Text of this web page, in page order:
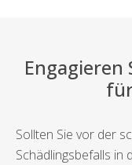
Engagieren
Sollten Sie vor der
Schädlingsbefalls in